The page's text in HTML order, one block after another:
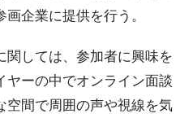
企業に提供を行う。
関しては、参加者に興味を
ヤーの中でオンライン面談
空間で周囲の声や視線を気